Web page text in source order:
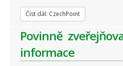
Číst dál: CzechPoint
Povinně
informace